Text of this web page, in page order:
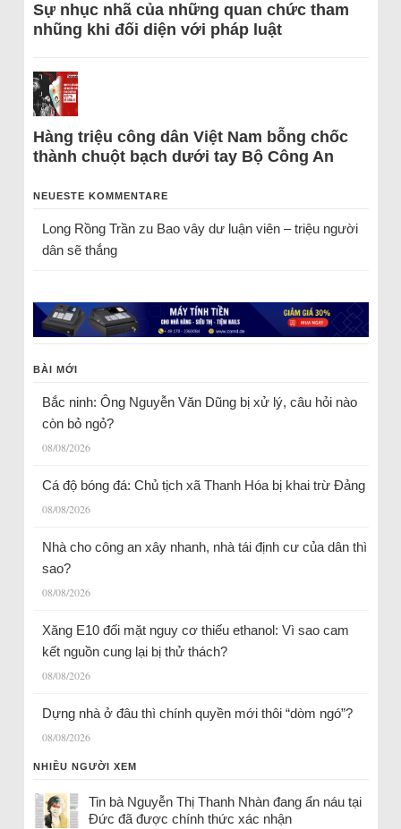
Sự nhục nhã của những quan chức tham
nhũng khi đối diện với pháp luật
Hàng triệu công dân Việt Nam bỗng chốc
thành chuột bạch dưới tay Bộ Công An
NEUESTE KOMMENTARE
Long Rồng Trầnzu Bao vây dư luận viên – triệu người
dân sẽ thắng
BÀI MỚI
Bắc ninh: Ông Nguyễn Văn Dũng bị xử lý, câu hỏi nào
còn bỏ ngỏ?
08/08/2026
Cá độ bóng đá: Chủ tịch xã Thanh Hóa bị khai trừ Đảng
08/08/2026
Nhà cho công an xây nhanh, nhà tái định cư của dân thì
sao?
08/08/2026
Xăng E10 đối mặt nguy cơ thiếu ethanol: Vì sao cam
kết nguồn cung lại bị thử thách?
08/08/2026
Dựng nhà ở đâu thì chính quyền mới thôi “dòm ngó”?
08/08/2026
NHIỀU NGƯỜI XEM
Tin bà Nguyễn Thị Thanh Nhàn đang ẩn náu tại
Đức đã được chính thức xác nhận